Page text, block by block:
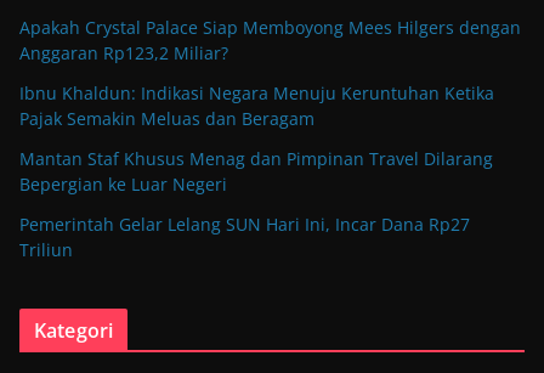
Apakah Crystal Palace Siap Memboyong Mees Hilgers dengan
Anggaran Rp123,2 Miliar?
Ibnu Khaldun: Indikasi Negara Menuju Keruntuhan Ketika
Pajak Semakin Meluas dan Beragam
Mantan Staf Khusus Menag dan Pimpinan Travel Dilarang
Bepergian ke Luar Negeri
Pemerintah Gelar Lelang SUN Hari Ini, Incar Dana Rp27
Triliun
Kategori